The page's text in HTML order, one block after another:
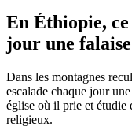
En Éthiopie,
jour une
Dans les montagnes
escalade chaque jour
église où il prie et étudie
religieux.